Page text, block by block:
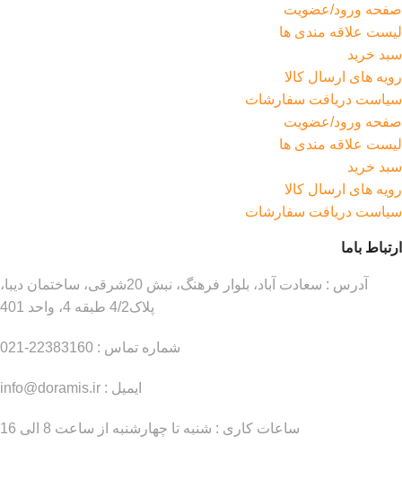
صفحه ورود/عضویت
لیست علاقه مندی ها
سبد خرید
رویه های ارسال کالا
سیاست دریافت سفارشات
صفحه ورود/عضویت
لیست علاقه مندی ها
سبد خرید
رویه های ارسال کالا
سیاست دریافت سفارشات
ارتباط باما
آدرس : سعادت آباد، بلوار فرهنگ، نبش 20شرقی، ساختمان دیبا،
پلاک4/2 طبقه 4، واحد 401
شماره تماس : 22383160-021
ایمیل : info@doramis.ir
ساعات کاری : شنبه تا چهارشنبه از ساعت 8 الی 16